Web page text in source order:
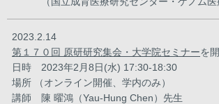
2023.2.14
第１７０回 原研研究集会・大学院セミナーを
日時 2023年2月8日(水) 17:30-18:30
場所 （オンライン開催、学内のみ）
講師 陳 曜鴻（Yau-Hung Chen）先生